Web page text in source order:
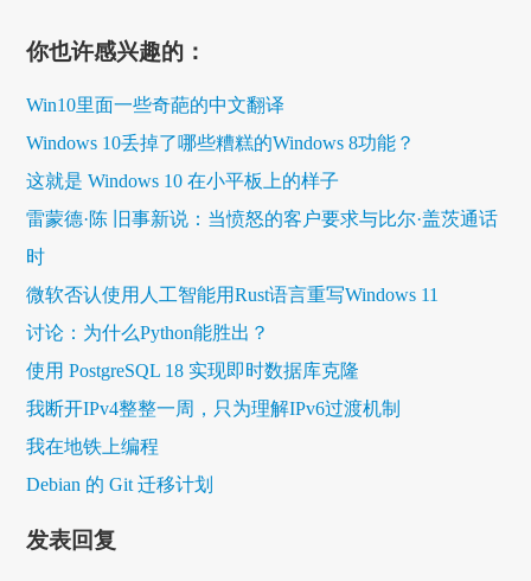
你也许感兴趣的：
Win10里面一些奇葩的中文翻译
Windows 10丢掉了哪些糟糕的Windows 8功能？
这就是 Windows 10 在小平板上的样子
雷蒙德·陈 旧事新说：当愤怒的客户要求与比尔·盖茨通话
时
微软否认使用人工智能用Rust语言重写Windows 11
讨论：为什么Python能胜出？
使用 PostgreSQL 18 实现即时数据库克隆
我断开IPv4整整一周，只为理解IPv6过渡机制
我在地铁上编程
Debian 的 Git 迁移计划
发表回复